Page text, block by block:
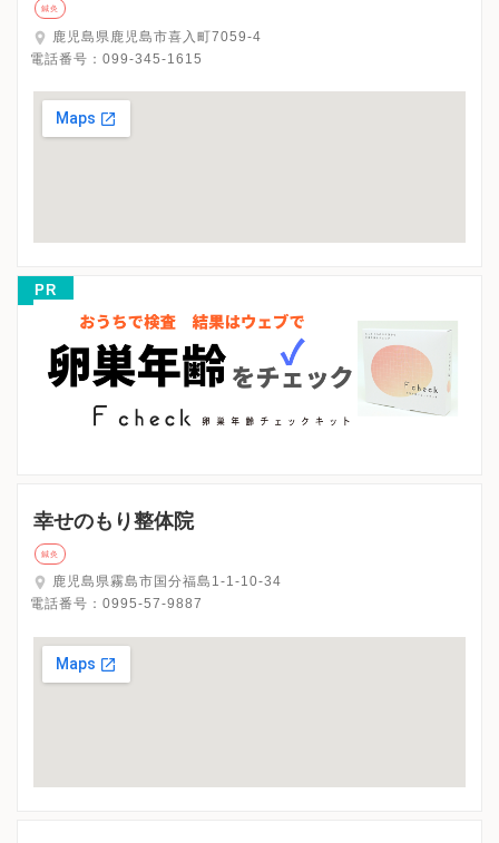
鍼灸
鹿児島県鹿児島市喜入町7059-4
電話番号： 099-345-1615
PR
幸せのもり整体院
鍼灸
鹿児島県霧島市国分福島1-1-10-34
電話番号： 0995-57-9887